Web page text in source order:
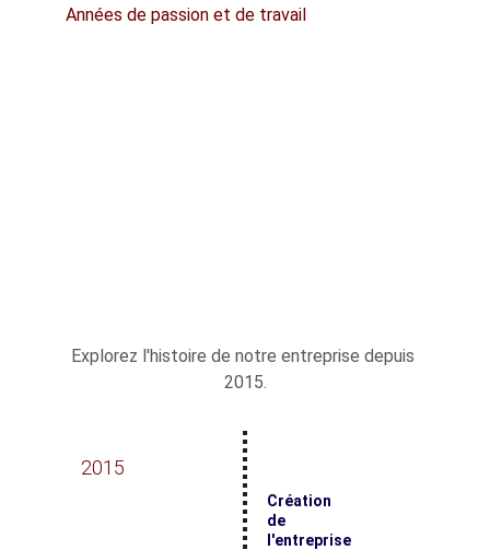
Années de passion et de travail
Explorez l'histoire de notre entreprise depuis
2015.
2015
Création
de
l'entreprise